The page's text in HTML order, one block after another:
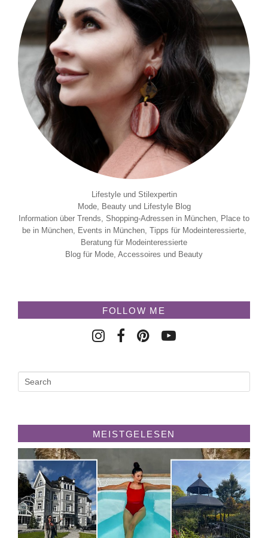
Lifestyle und Stilexpertin
Mode, Beauty und Lifestyle Blog
Information über Trends, Shopping-Adressen in München, Place to
be in München, Events in München, Tipps für Modeinteressierte,
Beratung für Modeinteressierte
Blog für Mode, Accessoires und Beauty
FOLLOW ME
MEISTGELESEN